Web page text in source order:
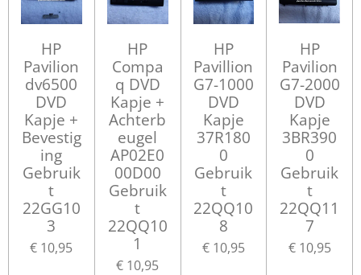
HP
Pavilion
dv6500
DVD
Kapje +
Bevestig
ing
Gebruik
t
22GG10
3
€ 10,95
HP
Compa
q DVD
Kapje +
Achterb
eugel
AP02E0
00D00
Gebruik
t
22QQ10
1
€ 10,95
HP
Pavillion
G7-1000
DVD
Kapje
37R180
0
Gebruik
t
22QQ10
8
€ 10,95
HP
Pavilion
G7-2000
DVD
Kapje
3BR390
0
Gebruik
t
22QQ11
7
€ 10,95